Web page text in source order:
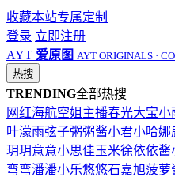
收藏本站专属定制
登录 立即注册
AYT 爱原图 AYT ORIGINALS ·
热搜
TRENDING全部热搜
网红海航空姐 主播春光大宝小
叶濛雨弦子粥粥酱小君小哈娜
玥玥意意小思佳玉米徐依依酱
弯弯潘潘小乐悠悠石嘉旭菠萝